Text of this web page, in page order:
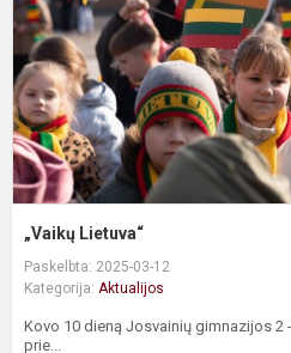
„Vaikų Lietuva“
Paskelbta: 2025-03-12
Kategorija: Aktualijos
Kovo 10 dieną Josvainių gimnazijos 2
prie...